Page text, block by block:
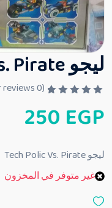
ليجو Tech Polic Vs. Pirate
م
ا
ي
م
ن
(
0
250 EGP
ليجو Tech Polic Vs. Pirate
غير متوفر في المخزون